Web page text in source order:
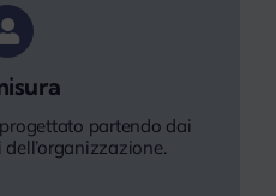
partendo dai